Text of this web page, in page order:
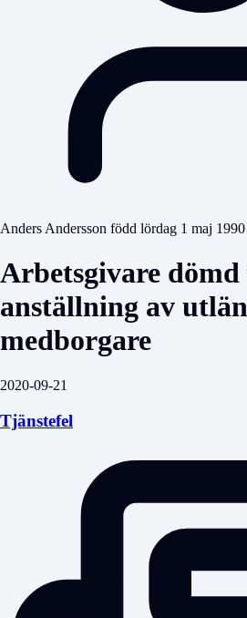
Anders Andersson född lördag 1 maj
Arbetsgivare
anställning av
medborgare
2020-09-21
Tjänstefel